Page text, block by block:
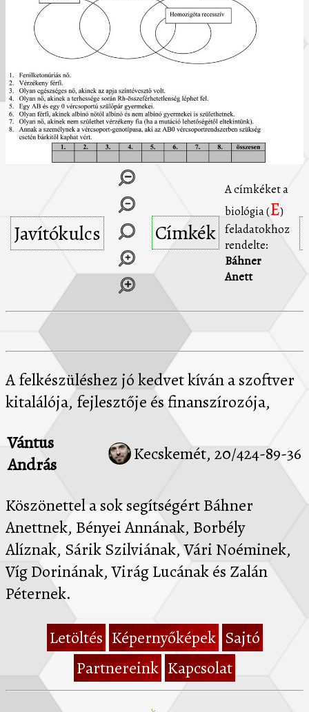
Javítókulcs Címkék
A címkéket a
biológia (E)
feladatokhoz
rendelte:
Báhner
Anett
A felkészüléshez jó kedvet kíván a szoftver
kitalálója, fejlesztője és finanszírozója,
Vántus
András
Kecskemét, 20/424-89-36
Köszönettel a sok segítségért Báhner
Anettnek, Bényei Annának, Borbély
Alíznak, Sárik Szilviának, Vári Noéminek,
Víg Dorinának, Virág Lucának és Zalán
Péternek.
Letöltés Képernyőképek Sajtó
Partnereink Kapcsolat